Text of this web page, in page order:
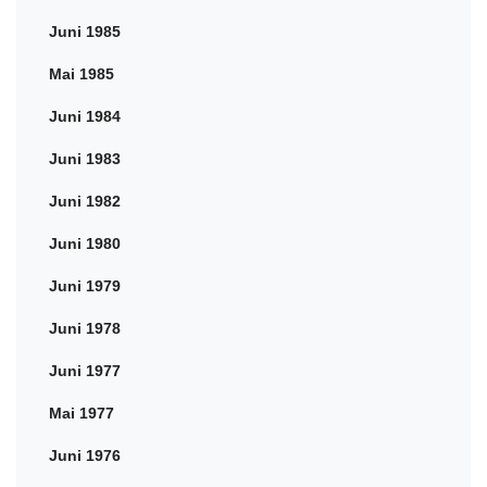
Juni 1985
Mai 1985
Juni 1984
Juni 1983
Juni 1982
Juni 1980
Juni 1979
Juni 1978
Juni 1977
Mai 1977
Juni 1976